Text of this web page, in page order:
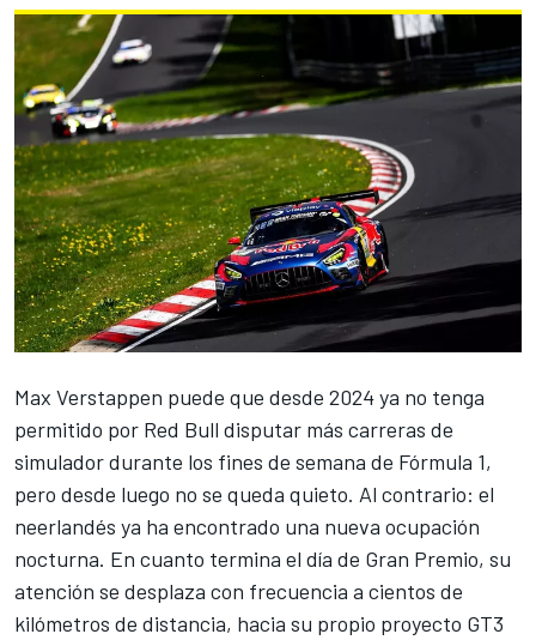
Max Verstappen puede que desde 2024 ya no tenga
permitido por Red Bull disputar más carreras de
simulador durante los fines de semana de Fórmula 1,
pero desde luego no se queda quieto. Al contrario: el
neerlandés ya ha encontrado una nueva ocupación
nocturna. En cuanto termina el día de Gran Premio, su
atención se desplaza con frecuencia a cientos de
kilómetros de distancia, hacia su propio proyecto GT3